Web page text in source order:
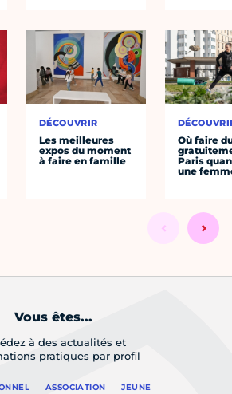
DÉCOUVRIR
Les meilleures
expos du moment
à faire en famille
Où faire
Paris
une
Vous êtes...
à des actualités et
pratiques par profil
ASSOCIATION JEUNE